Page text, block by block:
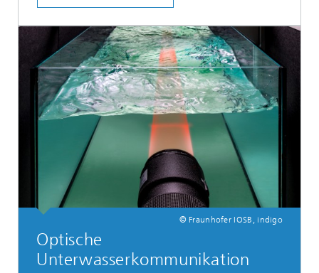
© Fraunhofer IOSB, indigo
Optische
Unterwasserkommunikation